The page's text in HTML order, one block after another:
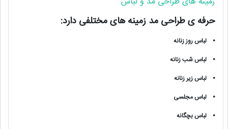
حرفه ی طراحی مد زمینه های مختلفی دارد:
⦁
لباس روز زنانه
⦁
لباس شب زنانه
⦁
لباس زیر زنانه
⦁
لباس مجلسی
⦁
لباس بچگانه